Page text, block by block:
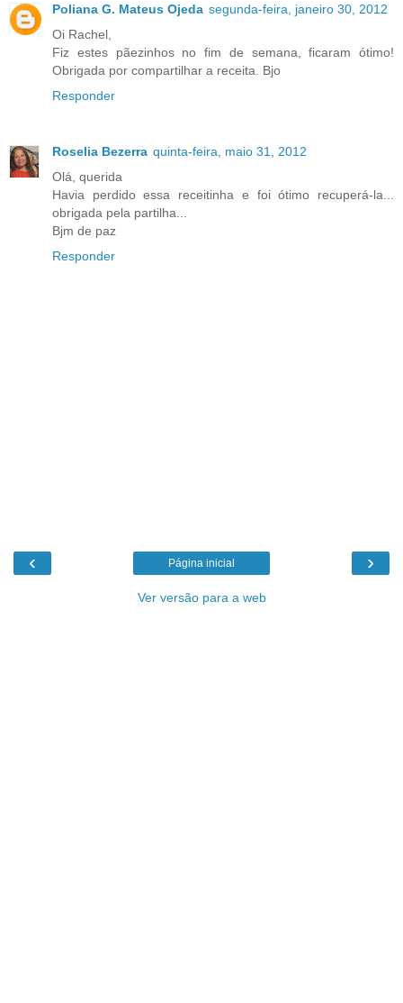
Poliana G. Mateus Ojeda segunda-feira, janeiro 30, 2012
Oi Rachel,
Fiz estes pãezinhos no fim de semana, ficaram ótimo!
Obrigada por compartilhar a receita. Bjo
Responder
Roselia Bezerra quinta-feira, maio 31, 2012
Olá, querida
Havia perdido essa receitinha e foi ótimo recuperá-la...
obrigada pela partilha...
Bjm de paz
Responder
‹ ›
Página inicial
Ver versão para a web